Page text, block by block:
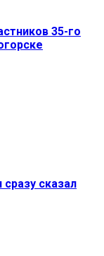
35-го
сказал